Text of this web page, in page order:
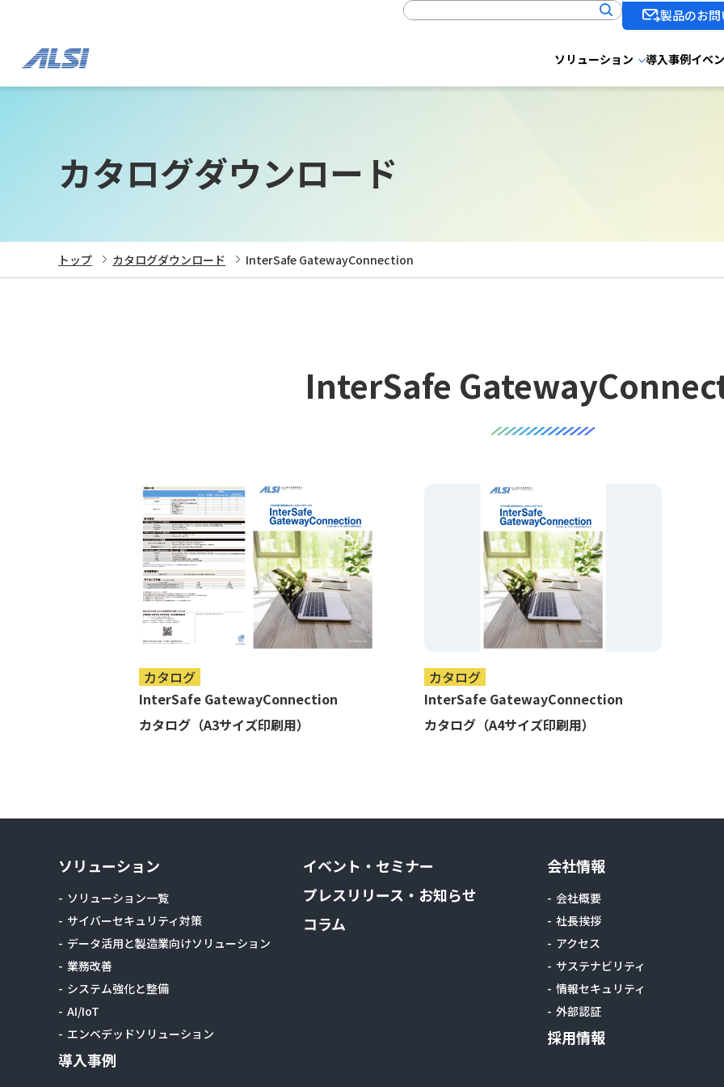
製品のお
ソリューション 導入事例イベ
カタログダウンロード
トップ カタログダウンロード InterSafe GatewayConnection
InterSafe
カタログ
InterSafe GatewayConnection
カタログ（A3サイズ印刷用）
カタログ
InterSafe GatewayConnection
カタログ（A4サイズ印刷用）
ソリューション
ソリューション一覧
サイバーセキュリティ対策
データ活用と製造業向けソリューション
業務改善
システム強化と整備
AI/IoT
エンベデッドソリューション
導入事例
イベント・セミナー
プレスリリース・お知らせ
コラム
会社情報
会社概要
社長挨拶
アクセス
サステナビリティ
情報セキュリティ
外部認証
採用情報